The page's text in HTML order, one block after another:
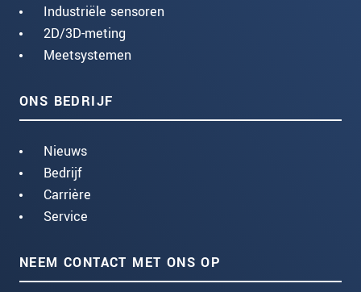
Industriële sensoren
2D/3D-meting
Meetsystemen
ONS BEDRIJF
Nieuws
Bedrijf
Carrière
Service
NEEM CONTACT MET ONS OP